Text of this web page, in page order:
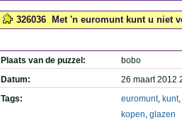
326036 Met 'n euromunt kunt u niet
Plaats van de puzzel:
bobo
Datum:
26 maart 2012
Tags:
euromunt, kunt,
kopen, glazen